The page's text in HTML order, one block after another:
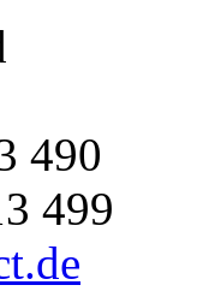
490
499